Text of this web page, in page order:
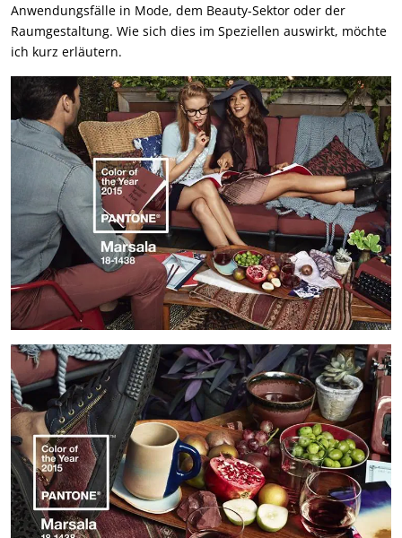
Anwendungsfälle in Mode, dem Beauty-Sektor oder der
Raumgestaltung. Wie sich dies im Speziellen auswirkt, möchte
ich kurz erläutern.